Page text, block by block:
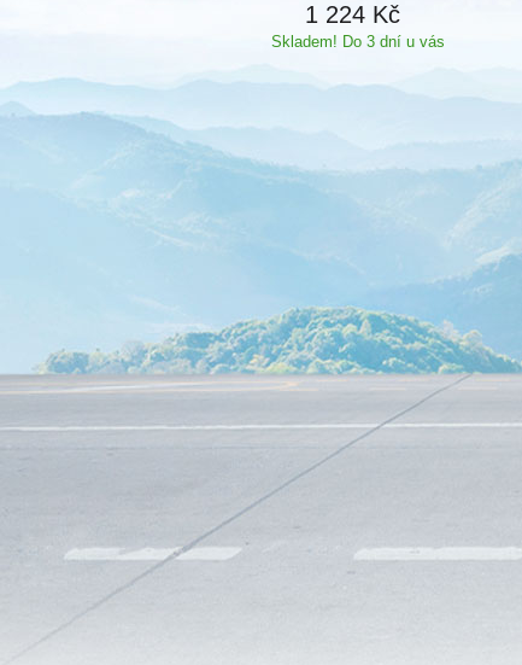
1 224 Kč
Skladem! Do 3 dní u vás